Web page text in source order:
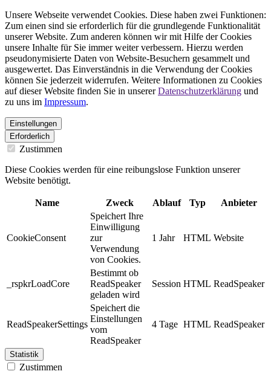
Unsere Webseite verwendet Cookies. Diese haben zwei Funktionen:
Zum einen sind sie erforderlich für die grundlegende Funktionalität
unserer Website. Zum anderen können wir mit Hilfe der Cookies
unsere Inhalte für Sie immer weiter verbessern. Hierzu werden
pseudonymisierte Daten von Website-Besuchern gesammelt und
ausgewertet. Das Einverständnis in die Verwendung der Cookies
können Sie jederzeit widerrufen. Weitere Informationen zu Cookies
auf dieser Website finden Sie in unsererDatenschutzerklärung und
zu uns im Impressum.
Einstellungen
Erforderlich
Zustimmen
Diese Cookies werden für eine reibungslose Funktion unserer
Website benötigt.
Name Zweck Ablauf Typ Anbieter
CookieConsent
Speichert Ihre
Einwilligung
zur
Verwendung
von Cookies.
1 Jahr HTML Website
_rspkrLoadCore
Bestimmt ob
ReadSpeaker
geladen wird
Session HTML ReadSpeaker
ReadSpeakerSettings
Speichert die
Einstellungen
vom
ReadSpeaker
4 Tage HTML ReadSpeaker
Statistik
Zustimmen